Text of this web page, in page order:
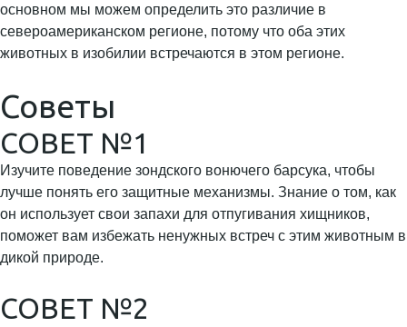
основном мы можем определить это различие в
североамериканском регионе, потому что оба этих
животных в изобилии встречаются в этом регионе.
Советы
СОВЕТ №1
Изучите поведение зондского вонючего барсука, чтобы
лучше понять его защитные механизмы. Знание о том, как
он использует свои запахи для отпугивания хищников,
поможет вам избежать ненужных встреч с этим животным в
дикой природе.
СОВЕТ №2